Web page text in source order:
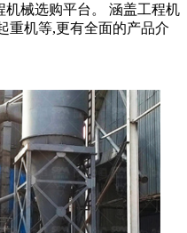
械选购平台。 涵盖工程机
重机等,更有全面的产品介